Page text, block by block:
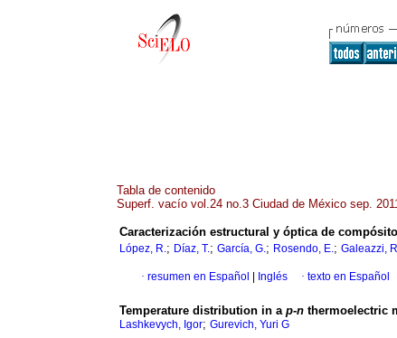
Tabla de contenido
Superf. vacío vol.24 no.3 Ciudad de México sep.
Caracterización estructural y óptica de
López, R.; Díaz, T.; García, G.; Rosendo, E.; Galeazzi,
· resumen en Español Inglés · texto en Español
Temperature distribution in a p-n thermoelectric
Lashkevych, Igor; Gurevich, Yuri G